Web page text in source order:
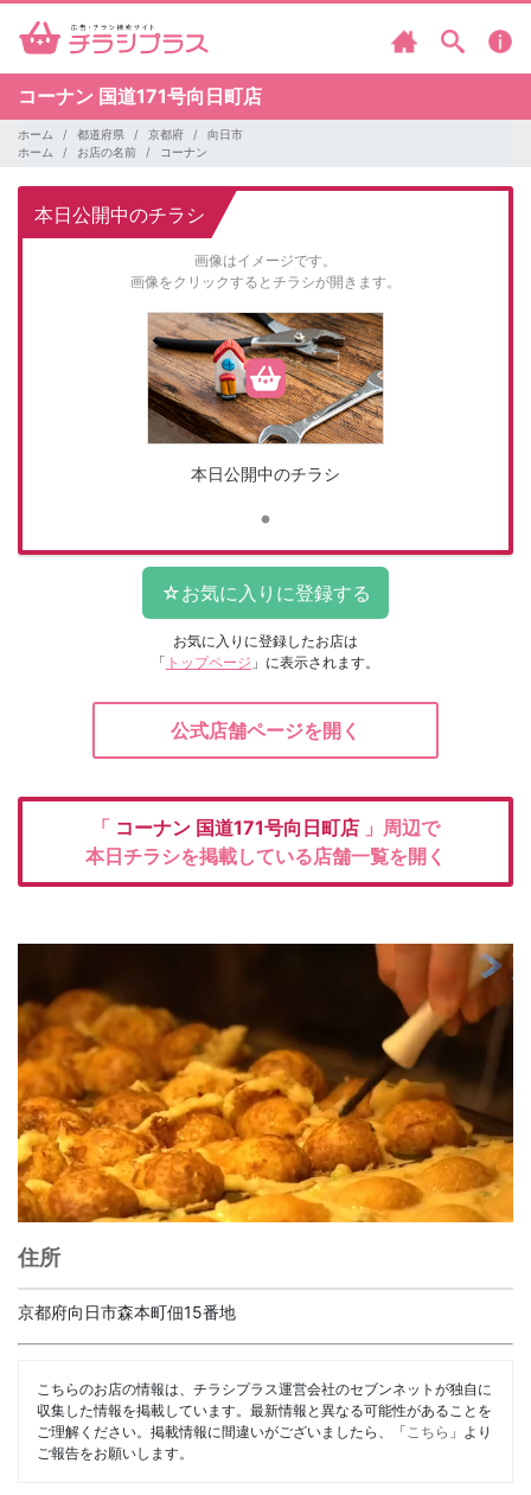
コーナン 国道171号向日町店
ホーム 都道府県 京都府
向日市
ホーム
お店の名前 コーナン
本日公開中のチラシ
画像はイメージです。
画像をクリックするとチラシが開きます。
本日公開中のチラシ
お気に入りに登録したお店は
「 トップページ 」に表示されます。
公式店舗ページを開く
「 コーナン 国道171号向日町店 」周辺で
本日チラシを掲載している店舗一覧を開く
住所
京都府向日市森本町佃15番地
こちらのお店の情報は、チラシプラス運営会社のセブンネットが独自に
収集した情報を掲載しています。最新情報と異なる可能性があることを
ご理解ください。掲載情報に間違いがございましたら、「 こちら 」より
ご報告をお願いします。